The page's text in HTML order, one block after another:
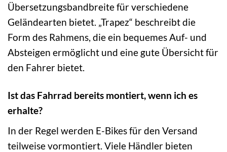
Übersetzungsbandbreite für verschiedene
Geländearten bietet. „Trapez“ beschreibt die
Form des Rahmens, die ein bequemes Auf- und
Absteigen ermöglicht und eine gute Übersicht für
den Fahrer bietet.
Ist das Fahrrad bereits montiert, wenn ich es
erhalte?
In der Regel werden E-Bikes für den Versand
teilweise vormontiert. Viele Händler bieten